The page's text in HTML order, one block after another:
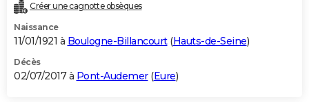
Créer une cagnotte obsèques
Naissance
11/01/1921 à Boulogne-Billancourt(Hauts-de-Seine)
Décès
02/07/2017 à Pont-Audemer(Eure)